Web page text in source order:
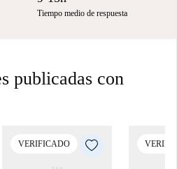
Tiempo medio de respuesta
publicadas con
VERIFICADO